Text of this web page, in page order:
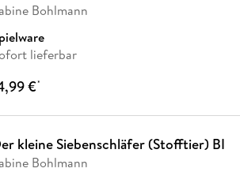
Bohlmann
lieferbar
€*
kleine Siebenschläfer (Stofftier) BI
Bohlmann